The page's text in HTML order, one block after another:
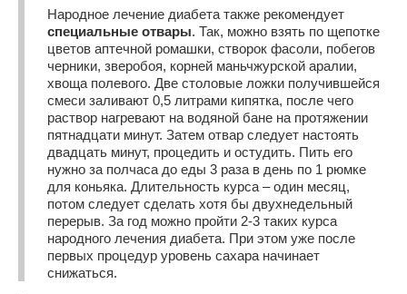
Народное лечение диабета также рекомендует
специальные отвары. Так, можно взять по щепотке
цветов аптечной ромашки, створок фасоли, побегов
черники, зверобоя, корней маньчжурской аралии,
хвоща полевого. Две столовые ложки получившейся
смеси заливают 0,5 литрами кипятка, после чего
раствор нагревают на водяной бане на протяжении
пятнадцати минут. Затем отвар следует настоять
двадцать минут, процедить и остудить. Пить его
нужно за полчаса до еды 3 раза в день по 1 рюмке
для коньяка. Длительность курса – один месяц,
потом следует сделать хотя бы двухнедельный
перерыв. За год можно пройти 2-3 таких курса
народного лечения диабета. При этом уже после
первых процедур уровень сахара начинает
снижаться.